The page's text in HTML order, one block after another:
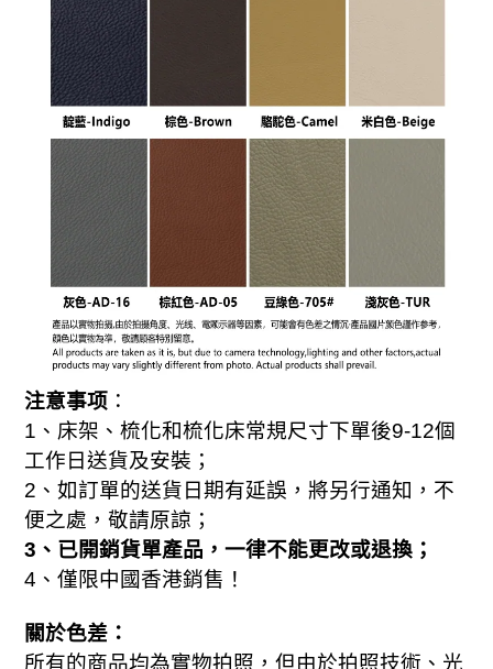
注意事项 ：
1 、床架、梳化和梳化床常規尺寸下單後9-12個
工作日送貨及安裝；
2 、如訂單的送貨日期有延誤，將另行通知，不
便之處，敬請原諒；
3 、已開銷貨單產品，一律不能更改或退換；
4 、 僅限中國香港銷售！
關於色差：
所有的商品均為實物拍照，但由於拍照技術、光